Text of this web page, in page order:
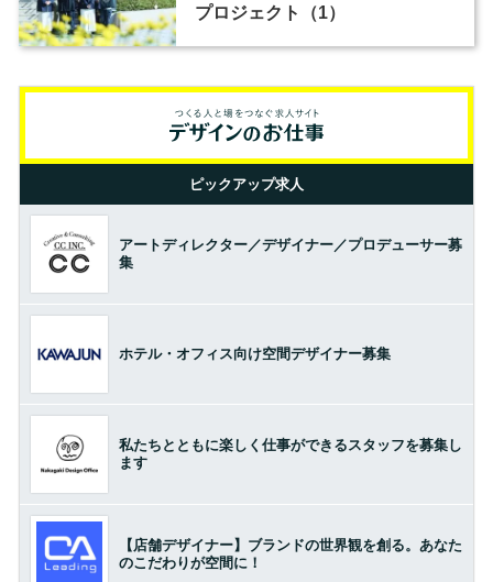
プロジェクト（1）
ピックアップ求人
アートディレクター／デザイナー／プロデューサー募
集
ホテル・オフィス向け空間デザイナー募集
私たちとともに楽しく仕事ができるスタッフを募集し
ます
【店舗デザイナー】ブランドの世界観を創る。あなた
のこだわりが空間に！